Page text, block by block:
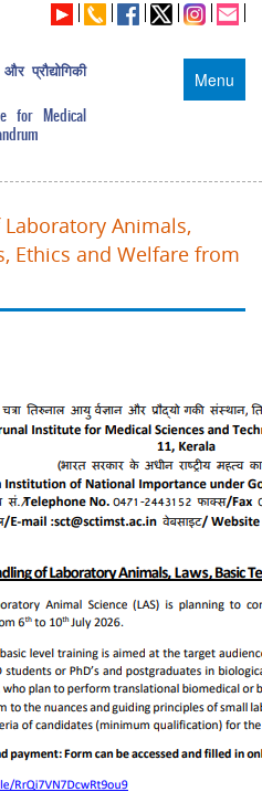
Menu
प्रौद्योगिकी
for Medical
Animals,
Ethics and Welfare from